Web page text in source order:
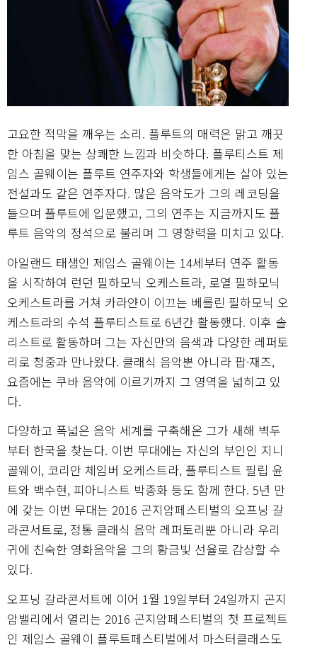
고요한 적막을 깨우는 소리. 플루트의 매력은 맑고 깨끗
한 아침을 맞는 상쾌한 느낌과 비슷하다. 플루티스트 제
임스 골웨이는 플루트 연주자와 학생들에게는 살아 있는
전설과도 같은 연주자다. 많은 음악도가 그의 레코딩을
들으며 플루트에 입문했고, 그의 연주는 지금까지도 플
루트 음악의 정석으로 불리며 그 영향력을 미치고 있다.
아일랜드 태생인 제임스 골웨이는 14세부터 연주 활동
을 시작하여 런던 필하모닉 오케스트라, 로열 필하모닉
오케스트라를 거쳐 카라얀이 이끄는 베를린 필하모닉 오
케스트라의 수석 플루티스트로 6년간 활동했다. 이후 솔
리스트로 활동하며 그는 자신만의 음색과 다양한 레퍼토
리로 청중과 만나왔다. 클래식 음악뿐 아니라 팝·재즈,
요즘에는 쿠바 음악에 이르기까지 그 영역을 넓히고 있
다.
다양하고 폭넓은 음악 세계를 구축해온 그가 새해 벽두
부터 한국을 찾는다. 이번 무대에는 자신의 부인인 지니
골웨이, 코리안 체임버 오케스트라, 플루티스트 필립 윤
트와 백수현, 피아니스트 박종화 등도 함께 한다. 5년 만
에 갖는 이번 무대는 2016 곤지암페스티벌의 오프닝 갈
라콘서트로, 정통 클래식 음악 레퍼토리뿐 아니라 우리
귀에 친숙한 영화음악을 그의 황금빛 선율로 감상할 수
있다.
오프닝 갈라콘서트에 이어 1월 19일부터 24일까지 곤지
암밸리에서 열리는 2016 곤지암페스티벌의 첫 프로젝트
인 제임스 골웨이 플루트페스티벌에서 마스터클래스도